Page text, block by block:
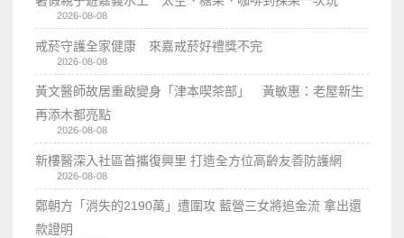
2026-08-08
戒菸守護全家健康 來嘉戒菸好禮獎不完
2026-08-08
黃文醫師故居重啟變身「津本喫茶部」 黃敏惠：老屋新生
再添木都亮點
2026-08-08
新樓醫深入社區首攜復興里 打造全方位高齡友善防護網
2026-08-08
鄭朝方「消失的2190萬」遭圍攻 藍營三女將追金流 拿出還
款證明